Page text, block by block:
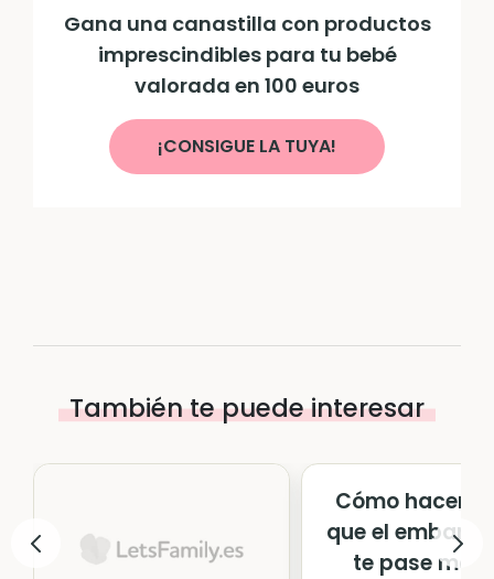
Gana una canastilla con productos
imprescindibles para tu bebé
valorada en 100 euros
¡CONSIGUE LA TUYA!
También te puede interesar
Cómo hacer
que el
te pase más